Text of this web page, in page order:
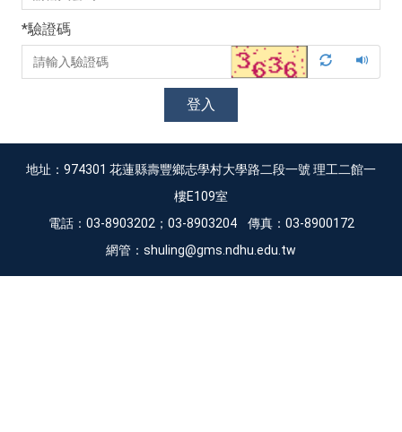
*驗證碼
登入
地址：974301 花蓮縣壽豐鄉志學村大學路二段一號 理工二館一
樓E109室
電話：03-8903202；03-8903204 傳真：03-8900172
網管：shuling@gms.ndhu.edu.tw